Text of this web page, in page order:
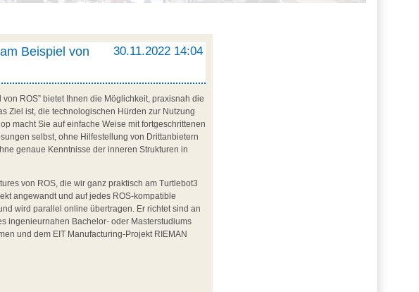
30.11.2022 14:04
Beispiel von
ROS” bietet Ihnen die Möglichkeit, praxisnah die
Ziel ist, die technologischen Hürden zur Nutzung
macht Sie auf einfache Weise mit fortgeschrittenen
selbst, ohne Hilfestellung von Drittanbietern
genaue Kenntnisse der inneren Strukturen in
von ROS, die wir ganz praktisch am Turtlebot3
angewandt und auf jedes ROS-kompatible
wird parallel online übertragen. Er richtet sind an
ingenieurnahen Bachelor- oder Masterstudiums
und dem EIT Manufacturing-Projekt RIEMAN